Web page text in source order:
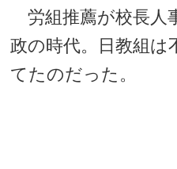
労組推薦が校長人
政の時代。日教組は
てたのだった。